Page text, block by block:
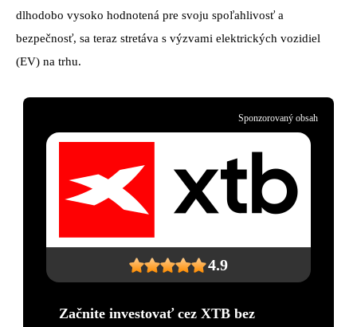
dlhodobo vysoko hodnotená pre svoju spoľahlivosť a
bezpečnosť, sa teraz stretáva s výzvami elektrických vozidiel
(EV) na trhu.
4.9
Začnite investovať cez XTB bez
Sponzorovaný obsah